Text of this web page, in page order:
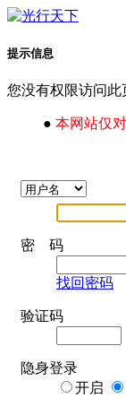
提示信息
您没有权限访问此
● 本网站仅
密 码
找回密码
验证码
隐身登录
开启